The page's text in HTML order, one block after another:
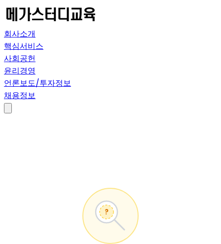
회사소개
핵심서비스
사회공헌
윤리경영
언론보도/투자정보
채용정보
?